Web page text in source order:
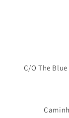
C/O The